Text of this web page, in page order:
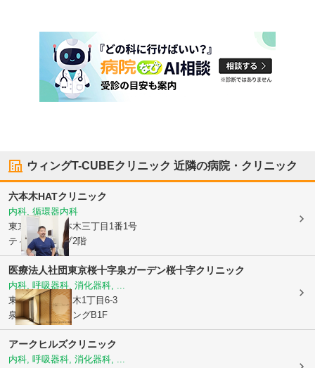
ウィングT-CUBEクリニック 近隣の病院・クリニック
六本木HATクリニック
内科, 循環器内科
東京都港区
六本木三丁目1番1号
ティーキューブ2階
医療法人社団東京桜十字泉ガーデン桜十字クリニック
内科, 呼吸器科, 消化器科, ...
東京都港区六本木1丁目6-3
泉ガーデンウィングB1F
アークヒルズクリニック
内科, 呼吸器科, 消化器科, ...